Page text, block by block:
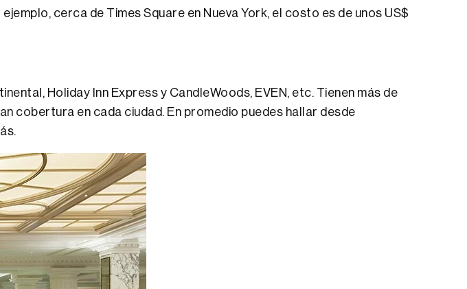
cerca de Times Square en Nueva York, el costo es de unos US$
Holiday Inn Express y CandleWoods, EVEN, etc. Tienen más de
cobertura en cada ciudad. En promedio puedes hallar desde